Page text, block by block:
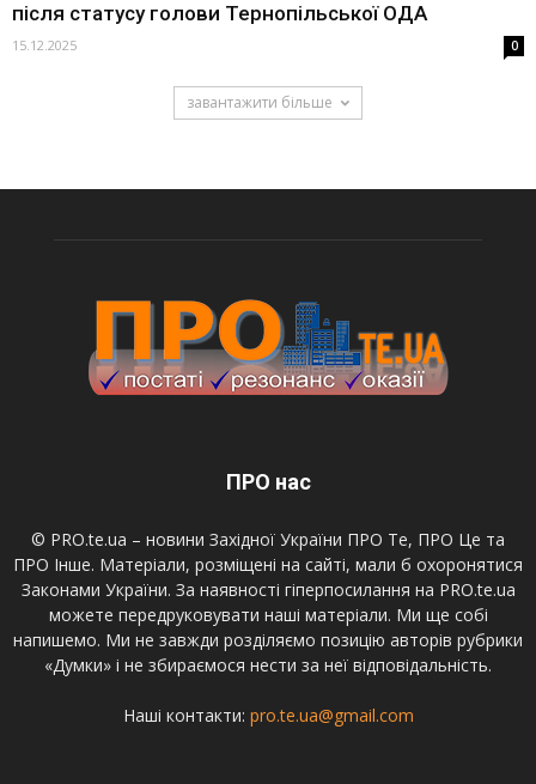
після статусу голови Тернопільської ОДА
15.12.2025 0
завантажити більше
ПРО нас
© PRO.te.ua – новини Західної України ПРО Те, ПРО Це та
ПРО Інше. Матеріали, розміщені на сайті, мали б охоронятися
Законами України. За наявності гіперпосилання на PRO.te.ua
можете передруковувати наші матеріали. Ми ще собі
напишемо. Ми не завжди розділяємо позицію авторів рубрики
«Думки» і не збираємося нести за неї відповідальність.
Наші контакти: pro.te.ua@gmail.com